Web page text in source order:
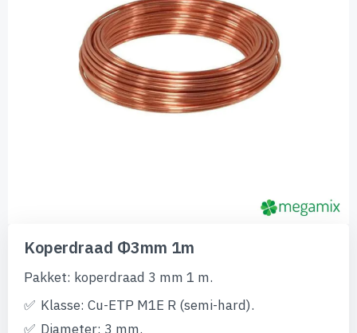
naar
begin
afbeeldingen-
gallerij
Koperdraad Φ3mm 1m
Pakket: koperdraad 3 mm 1 m.
Klasse: Cu-ETP M1E R (semi-hard).
Diameter: 3 mm.